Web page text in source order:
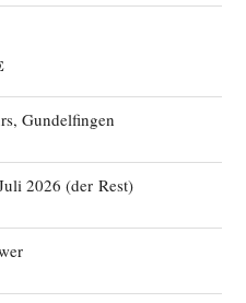
Gundelfingen
2026 (der Rest)